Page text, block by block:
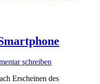
schreiben
Erscheinen des